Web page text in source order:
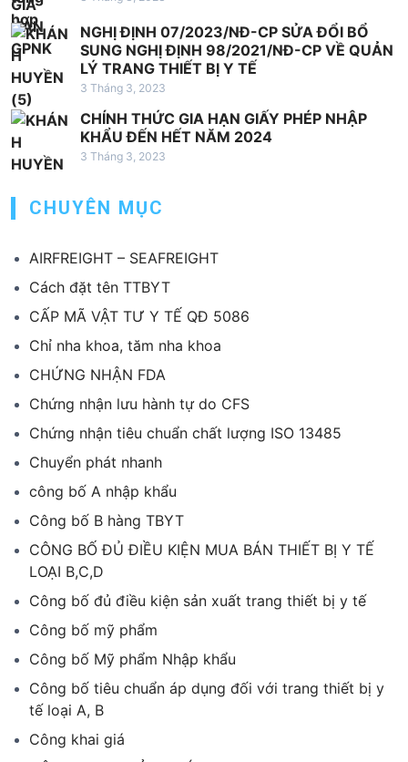
NGHỊ ĐỊNH 07/2023/NĐ-CP SỬA ĐỔI BỔ
SUNG NGHỊ ĐỊNH 98/2021/NĐ-CP VỀ QUẢN
LÝ TRANG THIẾT BỊ Y TẾ
3 Tháng 3, 2023
CHÍNH THỨC GIA HẠN GIẤY PHÉP NHẬP
KHẨU ĐẾN HẾT NĂM 2024
3 Tháng 3, 2023
CHUYÊN MỤC
AIRFREIGHT – SEAFREIGHT
Cách đặt tên TTBYT
CẤP MÃ VẬT TƯ Y TẾ QĐ 5086
Chỉ nha khoa, tăm nha khoa
CHỨNG NHẬN FDA
Chứng nhận lưu hành tự do CFS
Chứng nhận tiêu chuẩn chất lượng ISO 13485
Chuyển phát nhanh
công bố A nhập khẩu
Công bố B hàng TBYT
CÔNG BỐ ĐỦ ĐIỀU KIỆN MUA BÁN THIẾT BỊ Y TẾ
LOẠI B,C,D
Công bố đủ điều kiện sản xuất trang thiết bị y tế
Công bố mỹ phẩm
Công bố Mỹ phẩm Nhập khẩu
Công bố tiêu chuẩn áp dụng đối với trang thiết bị y
tế loại A, B
Công khai giá